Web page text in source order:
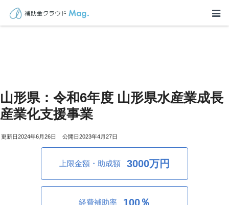
山形県：令和6年度 山形県水産業成長
産業化支援事業
2024年6月26日 2023年4月27日
上限金額・助成額 3000万円
経費補助率 100％